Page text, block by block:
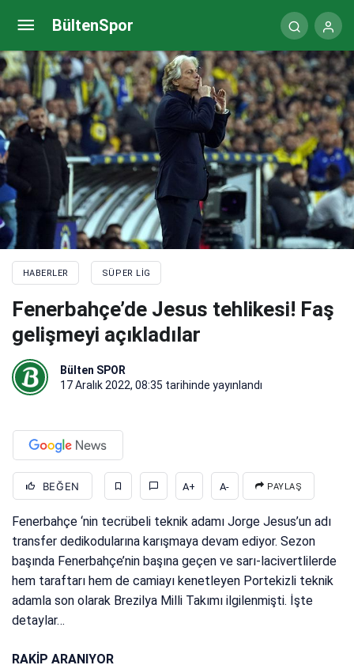
BültenSpor
HABERLER SÜPER LIG
Fenerbahçe’de Jesus tehlikesi! Faş
gelişmeyi açıkladılar
Bülten SPOR
17 Aralık 2022, 08:35 tarihinde yayınlandı
BEĞEN A+ A- PAYLAŞ
Fenerbahçe ‘nin tecrübeli teknik adamı Jorge Jesus’un adı
transfer dedikodularına karışmaya devam ediyor. Sezon
başında Fenerbahçe’nin başına geçen ve sarı-lacivertlilerde
hem taraftarı hem de camiayı kenetleyen Portekizli teknik
adamla son olarak Brezilya Milli Takımı ilgilenmişti. İşte
detaylar…
RAKİP ARANIYOR
Fenerbahçe’de büyük tehlike! Jesus’a dev talip